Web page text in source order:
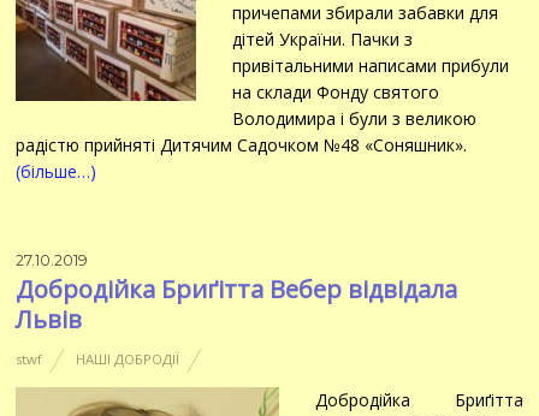
причепами збирали забавки для
дітей України. Пачки з
привітальними написами прибули
на склади Фонду святого
Володимира і були з великою
радістю прийняті Дитячим Садочком №48 «Соняшник».
(більше…)
27.10.2019
Добродійка Бриґітта Вебер відвідала
Львів
stwf НАШІ ДОБРОДІЇ
Добродійка Бриґітта